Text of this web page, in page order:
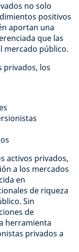
no solo
positivos
aportan una
que las
mercado público.
privados, los
activos privados,
a los mercados
en
de riqueza
Sin
de
herramienta
privados a